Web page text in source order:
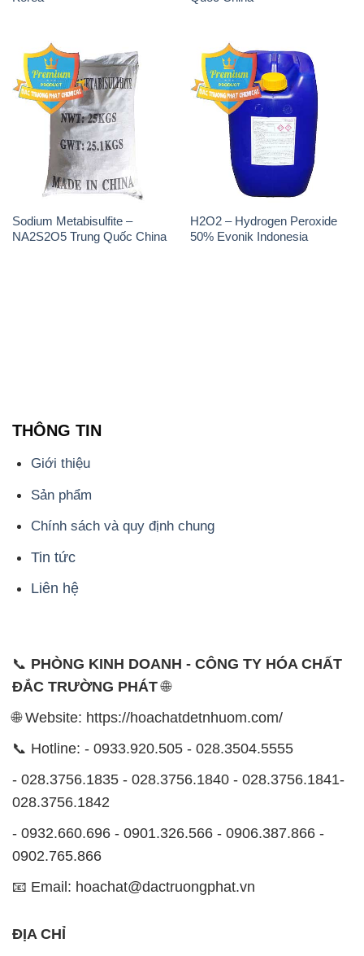
Sodium Metabisulfite –
NA2S2O5 Trung Quốc China
H2O2 – Hydrogen Peroxide
50% Evonik Indonesia
THÔNG TIN
Giới thiệu
Sản phẩm
Chính sách và quy định chung
Tin tức
Liên hệ
📞 PHÒNG KINH DOANH - CÔNG TY HÓA CHẤT
ĐẮC TRƯỜNG PHÁT🌐
🌐 Website: https://hoachatdetnhuom.com/
📞 Hotline: - 0933.920.505 - 028.3504.5555
- 028.3756.1835 - 028.3756.1840 - 028.3756.1841-
028.3756.1842
- 0932.660.696 - 0901.326.566 - 0906.387.866 -
0902.765.866
📧 Email: hoachat@dactruongphat.vn
ĐỊA CHỈ